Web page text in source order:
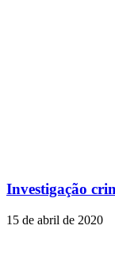
Investigação
15 de abril de 2020